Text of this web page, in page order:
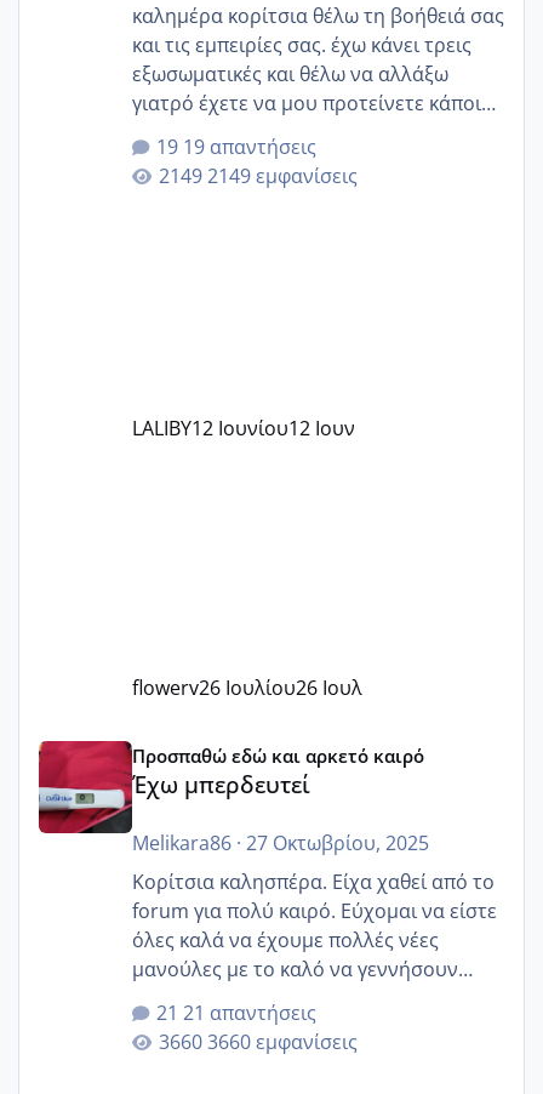
καλημέρα κορίτσια θέλω τη βοήθειά σας
και τις εμπειρίες σας. έχω κάνει τρεις
εξωσωματικές και θέλω να αλλάξω
γιατρό έχετε να μου προτείνετε κάποιον
που μείνατε ευχαριστημένες και είχατε
επιιτυχία? έκανα στο υγεία με τον
ζερβομανωλάκη (δεν το εψαξε καθόλου
19 απαντήσεις
2149 εμφανίσεις
LALIBY12 Ιουνίου12 Ιουν
flowerv26 Ιουλίου26 Ιουλ
Έχω μπερδευτεί
Προσπαθώ εδώ και αρκετό καιρό
Έχω μπερδευτεί
Melikara86· 27 Οκτωβρίου, 2025
Κορίτσια καλησπέρα. Είχα χαθεί από το
forum για πολύ καιρό. Εύχομαι να είστε
όλες καλά να έχουμε πολλές νέες
μανούλες με το καλό να γεννήσουν
αυτές που ήδη περιμένουν. Να πάρουν
γερα μωράκια στην αγκαλίτσα τους
🙏🏼🙏🏼 Ας πάμε λοιπόν στο θέμα μου.
21 απαντήσεις
3660 εμφανίσεις